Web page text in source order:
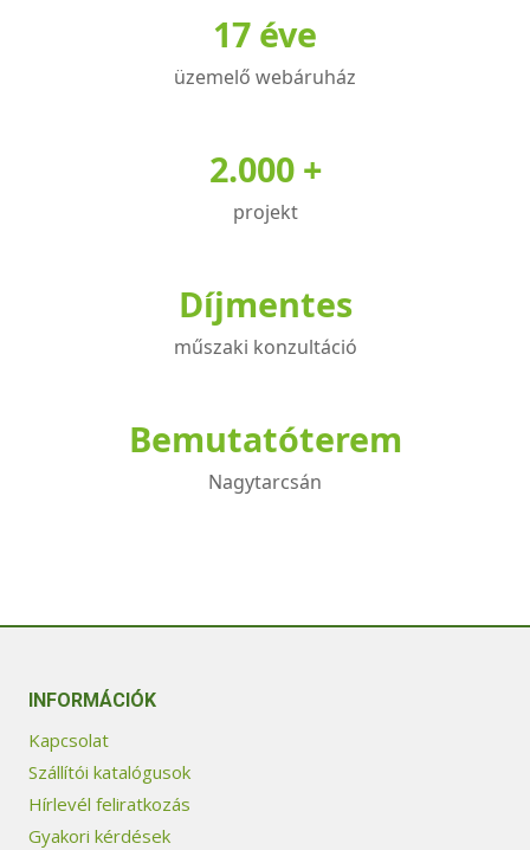
17 éve
üzemelő webáruház
2.000 +
projekt
Díjmentes
műszaki konzultáció
Bemutatóterem
Nagytarcsán
INFORMÁCIÓK
Kapcsolat
Szállítói katalógusok
Hírlevél feliratkozás
Gyakori kérdések